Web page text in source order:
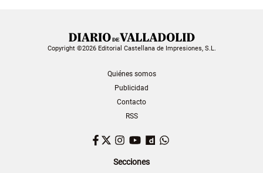
Copyright ©2026 Editorial Castellana de Impresiones, S.L.
Quiénes somos
Publicidad
Contacto
RSS
Facebook
TwitterInstagram
YouTubeDailymotion
Secciones